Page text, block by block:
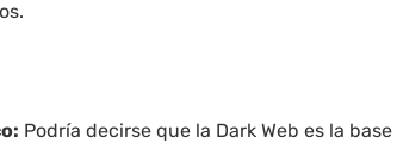
Podría decirse que la Dark Web es la base